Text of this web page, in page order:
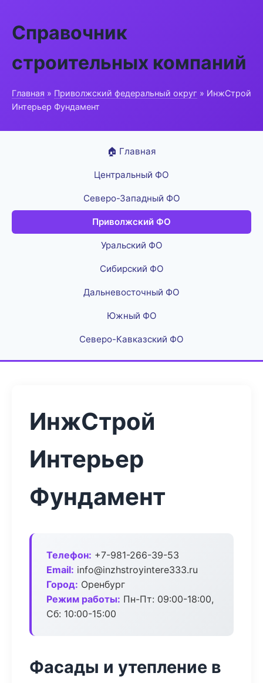
Справочник
строительных компаний
Главная » Приволжский федеральный округ » ИнжСтрой
Интерьер Фундамент
🏠 Главная
Центральный ФО
Северо-Западный ФО
Приволжский ФО
Уральский ФО
Сибирский ФО
Дальневосточный ФО
Южный ФО
Северо-Кавказский ФО
ИнжСтрой
Интерьер
Фундамент
Телефон: +7-981-266-39-53
Email: info@inzhstroyintere333.ru
Город: Оренбург
Режим работы: Пн-Пт: 09:00-18:00,
Сб: 10:00-15:00
Фасады и утепление в